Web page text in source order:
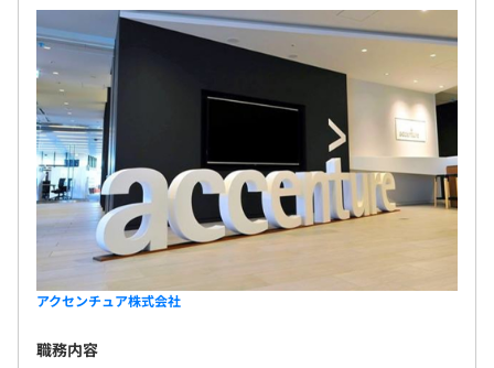
アクセンチュア株式会社
職務内容